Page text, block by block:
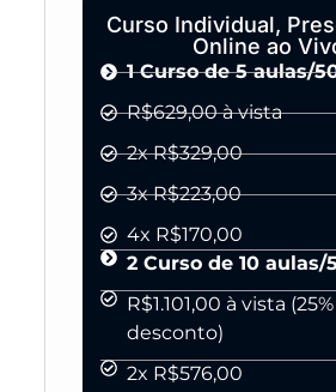
Curso Individual,
Online ao
1 Curso de 5 aulas/
R$629,00 à vista
2x R$329,00
3x R$223,00
4x R$170,00
2 Curso de 10 aulas/
R$1.101,00 à vista
desconto)
2x R$576,00